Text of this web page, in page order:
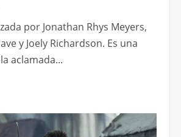
por Jonathan Rhys Meyers,
y Joely Richardson. Es una
aclamada...